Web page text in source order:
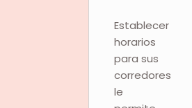
Establecer
horarios
para sus
corredores
le